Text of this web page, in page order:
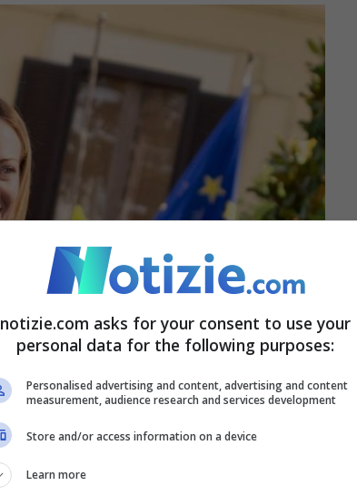
notizie.com asks for your consent to use your
personal data for the following purposes:
Personalised advertising and content, advertising and content
measurement, audience research and services development
Store and/or access information on a device
Learn more